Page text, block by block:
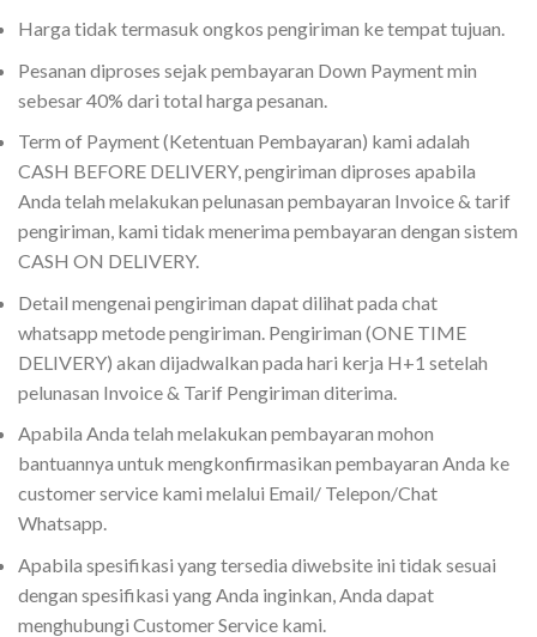
Harga tidak termasuk ongkos pengiriman ke tempat tujuan.
Pesanan diproses sejak pembayaran Down Payment min
sebesar 40% dari total harga pesanan.
Term of Payment (Ketentuan Pembayaran) kami adalah
CASH BEFORE DELIVERY, pengiriman diproses apabila
Anda telah melakukan pelunasan pembayaran Invoice & tarif
pengiriman, kami tidak menerima pembayaran dengan sistem
CASH ON DELIVERY.
Detail mengenai pengiriman dapat dilihat pada chat
whatsapp metode pengiriman. Pengiriman (ONE TIME
DELIVERY) akan dijadwalkan pada hari kerja H+1 setelah
pelunasan Invoice & Tarif Pengiriman diterima.
Apabila Anda telah melakukan pembayaran mohon
bantuannya untuk mengkonfirmasikan pembayaran Anda ke
customer service kami melalui Email/ Telepon/Chat
Whatsapp.
Apabila spesifikasi yang tersedia diwebsite ini tidak sesuai
dengan spesifikasi yang Anda inginkan, Anda dapat
menghubungi Customer Service kami.